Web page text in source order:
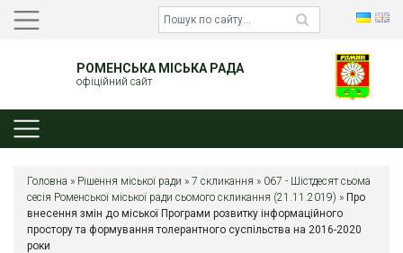
РОМЕНСЬКА МІСЬКА РАДА
офіційний сайт
Головна » Рішення міської ради » 7 скликання » 067 - Шістдесят сьома
сесія Роменської міської ради сьомого скликання (21.11.2019) » Про
внесення змін до міської Програми розвитку інформаційного
простору та формування толерантного суспільства на 2016-2020
роки